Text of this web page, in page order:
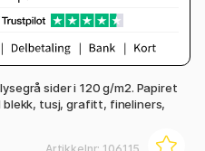
sider i 120 g/m2. Papiret
tusj, grafitt, fineliners,